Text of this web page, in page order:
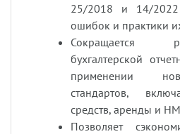
25/2018 и 14/
ошибок и практики
Сокращается
бухгалтерской
применении
стандартов,
средств, аренды и
Позволяет